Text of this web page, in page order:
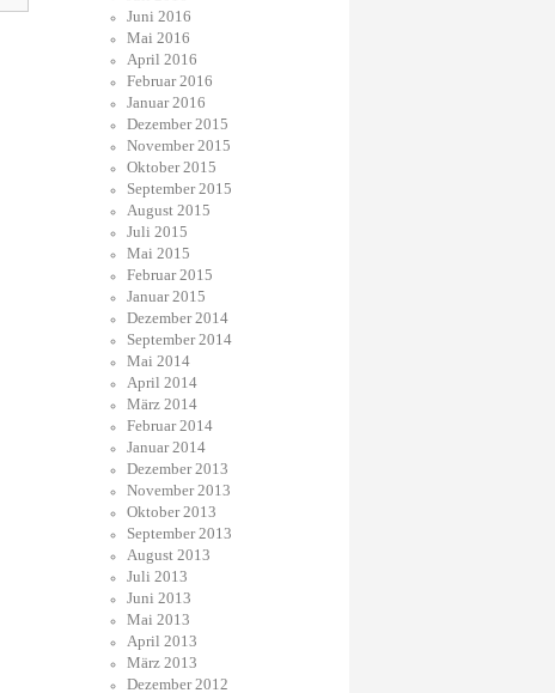
Juni 2016
Mai 2016
April 2016
Februar 2016
Januar 2016
Dezember 2015
November 2015
Oktober 2015
September 2015
August 2015
Juli 2015
Mai 2015
Februar 2015
Januar 2015
Dezember 2014
September 2014
Mai 2014
April 2014
März 2014
Februar 2014
Januar 2014
Dezember 2013
November 2013
Oktober 2013
September 2013
August 2013
Juli 2013
Juni 2013
Mai 2013
April 2013
März 2013
Dezember 2012